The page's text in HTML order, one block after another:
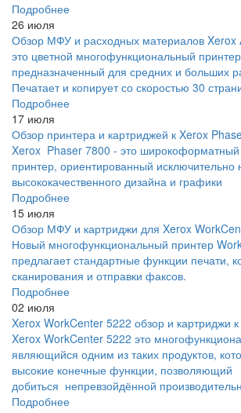
Подробнее
26 июля
Обзор МФУ и расходных материалов Xerox
это цветной многофункциональный
предназначенный для средних и больших
Печатает и копирует со скоростью 30
Подробнее
17 июля
Обзор принтера и картриджей к Xerox
Xerox Phaser 7800 - это широкоформатный
принтер, ориентированный исключительно
высококачественного дизайна и графики
Подробнее
15 июля
Обзор МФУ и картриджи для Xerox
Новый многофункциональный принтер
предлагает стандартные функции печати,
сканирования и отправки факсов.
Подробнее
02 июля
Xerox WorkCenter 5222 обзор и картриджи
Xerox WorkCenter 5222 это
являющийся одним из таких продуктов,
высокие конечные функции, позволяющий
добиться непревзойдённой
Подробнее